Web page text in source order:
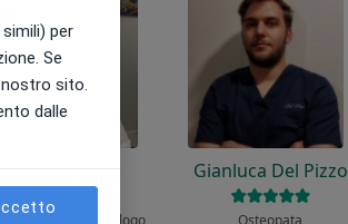
Gianluca Del Pizzo
per
Se
sito.
dalle